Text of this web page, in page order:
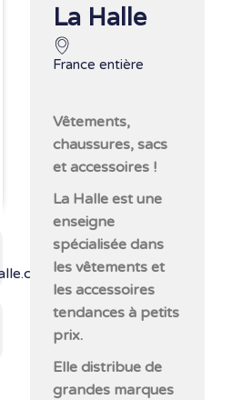
La Halle
France entière
Vêtements,
chaussures, sacs
et accessoires !
La Halle est une
enseigne
spécialisée dans
les vêtements et
les accessoires
tendances à petits
prix.
Elle distribue de
grandes marques